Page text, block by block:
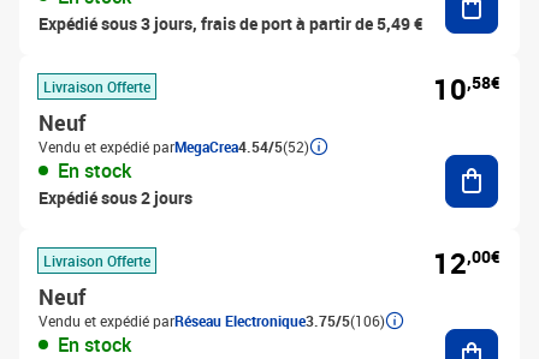
Expédié sous 3 jours, frais de port à partir de 5,49 €
Livraison Offerte
Neuf
Vendu et expédié parMegaCrea4.54/5(52)
En stock
Expédié sous 2 jours
10,58€
Livraison Offerte
Neuf
Vendu et expédié parRéseau Electronique3.75/5(106)
En stock
12,00€